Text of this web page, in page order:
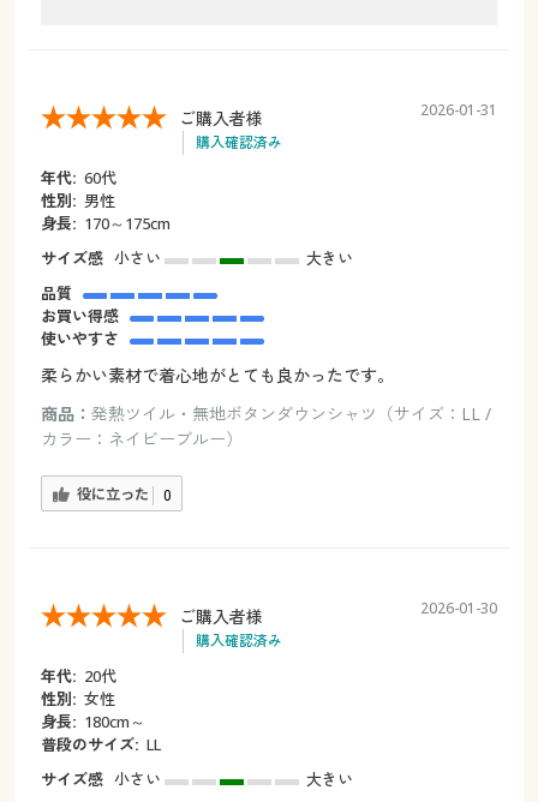
ご購入者様
購入確認済み
2026-01-31
年代: 60代
性別: 男性
身長: 170～175cm
サイズ感 小さい
大きい
品質
お買い得感
使いやすさ
柔らかい素材で着心地がとても良かったです。
商品： 発熱ツイル・無地ボタンダウンシャツ（サイズ：LL /
カラー：ネイビーブルー）
役に立った 0
ご購入者様
購入確認済み
2026-01-30
年代: 20代
性別: 女性
身長: 180cm～
普段のサイズ: LL
サイズ感 小さい
大きい